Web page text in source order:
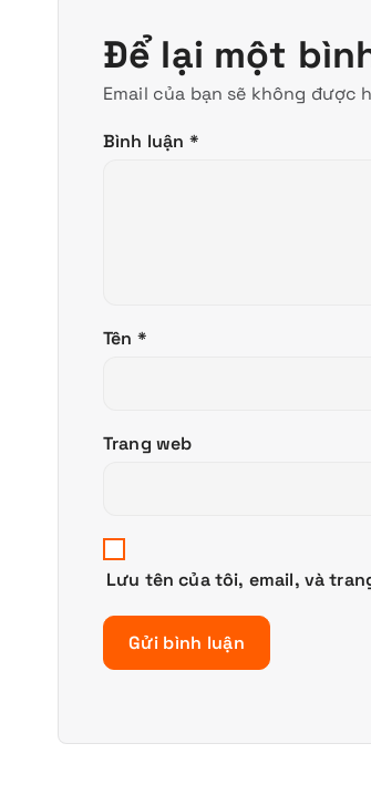
Để lại một
Email của bạn sẽ không được
Bình luận *
Tên *
Trang web
Lưu tên của tôi, email, và